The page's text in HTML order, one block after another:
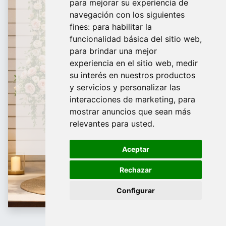
para mejorar su experiencia de
navegación con los siguientes
fines: para habilitar la
funcionalidad básica del sitio web,
para brindar una mejor
experiencia en el sitio web, medir
su interés en nuestros productos
y servicios y personalizar las
interacciones de marketing, para
mostrar anuncios que sean más
relevantes para usted.
Aceptar
Rechazar
Configurar
De Domingo a Viernes
¿Te ayudamos?
688 097 373
​ info@tridecor.net
Contáctanos
Blanco